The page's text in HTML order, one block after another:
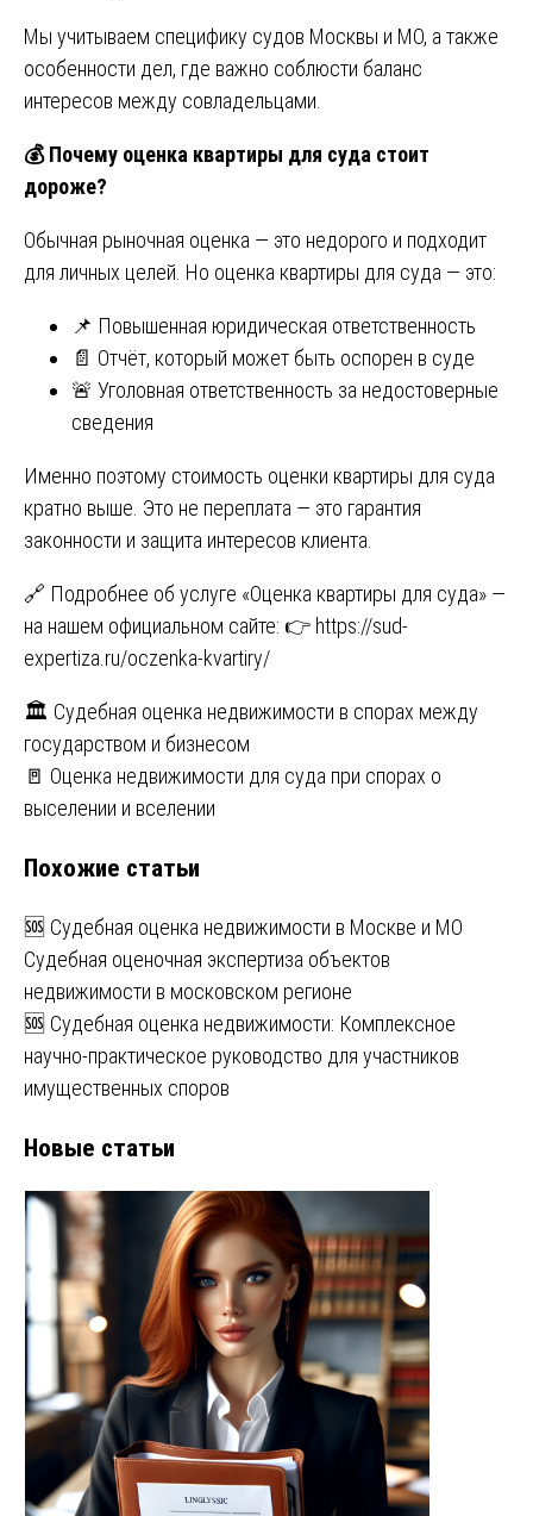
Мы учитываем специфику судов Москвы и МО, а также
особенности дел, где важно соблюсти баланс
интересов между совладельцами.
💰Почему оценка квартиры для суда стоит
дороже?
Обычная рыночная оценка — это недорого и подходит
для личных целей. Но оценка квартиры для суда — это:
📌 Повышенная юридическая ответственность
📄 Отчёт, который может быть оспорен в суде
🚨 Уголовная ответственность за недостоверные
сведения
Именно поэтому стоимость оценки квартиры для суда
кратно выше. Это не переплата — это гарантия
законности и защита интересов клиента.
🔗 Подробнее об услуге «Оценка квартиры для суда» —
на нашем официальном сайте: 👉 https://sud-
expertiza.ru/oczenka-kvartiry/
Навигация
по
записям
🏛 Судебная оценка недвижимости в спорах между
государством и бизнесом
🚪 Оценка недвижимости для суда при спорах о
выселении и вселении
Похожие статьи
🆘 Судебная оценка недвижимости в Москве и МО
Судебная оценочная экспертиза объектов
недвижимости в московском регионе
🆘 Судебная оценка недвижимости: Комплексное
научно-практическое руководство для участников
имущественных споров
Новые статьи